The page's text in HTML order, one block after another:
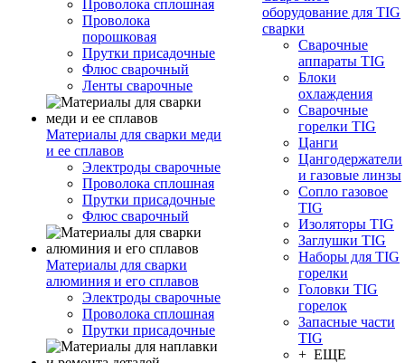
Проволока сплошная
Проволока
порошковая
Прутки присадочные
Флюс сварочный
Ленты сварочные
Материалы для сварки меди
и ее сплавов
Электроды сварочные
Проволока сплошная
Прутки присадочные
Флюс сварочный
Материалы для сварки
алюминия и его сплавов
Электроды сварочные
Проволока сплошная
Прутки присадочные
оборудование для TIG
сварки
Сварочные
аппараты TIG
Блоки
охлаждения
Сварочные
горелки TIG
Цанги
Цангодержатели
и газовые линзы
Сопло газовое
TIG
Изоляторы TIG
Заглушки TIG
Наборы для TIG
горелки
Головки TIG
горелок
Запасные части
TIG
+ ЕЩЕ